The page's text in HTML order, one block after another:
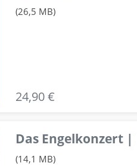
(26,5 MB)
24,90 €
Das Engelkonzert
(14,1 MB)